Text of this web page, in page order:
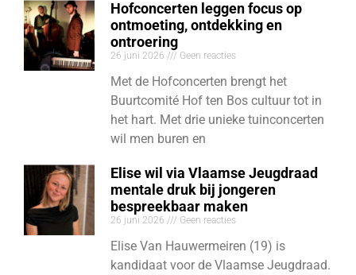
Hofconcerten leggen focus op
ontmoeting, ontdekking en
ontroering
26 juni 2026 Geen reacties
Met de Hofconcerten brengt het
Buurtcomité Hof ten Bos cultuur tot in
het hart. Met drie unieke tuinconcerten
wil men buren en
Elise wil via Vlaamse Jeugdraad
mentale druk bij jongeren
bespreekbaar maken
26 juni 2026 Geen reacties
Elise Van Hauwermeiren (19) is
kandidaat voor de Vlaamse Jeugdraad.